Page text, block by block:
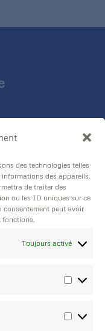
des technologies telles
des appareils.
de traiter des
ou les ID uniques sur ce
consentement peut avoir
fonctions.
Toujours activé
Création de
sites Internet